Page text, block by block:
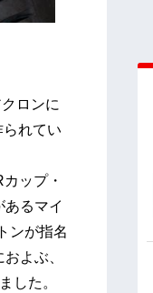
ロンに
れてい
ップ・
るマイ
ンが指名
よぶ、
した。